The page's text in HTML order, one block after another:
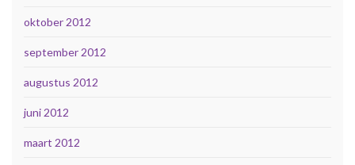
oktober 2012
september 2012
augustus 2012
juni 2012
maart 2012